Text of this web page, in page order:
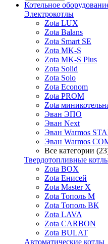
Котельное
Электрокотлы
Zota LUX
Zota Balans
Zota Smart SE
Zota MK-S
Zota MK-S Plus
Zota Solid
Zota Solo
Zota Econom
Zota PROM
Zota
Эван ЭПО
Эван Next
Эван Warmos
Эван Warmos
Все категории
Твердотопливные
Zota BOX
Zota Енисей
Zota Master X
Zota Тополь М
Zota Тополь ВК
Zota LAVA
Zota CARBON
Zota BULAT
Автоматические котлы